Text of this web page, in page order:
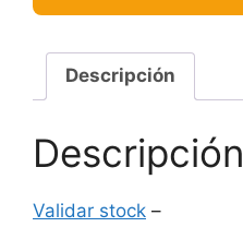
Descripción
Descripción
Validar stock –